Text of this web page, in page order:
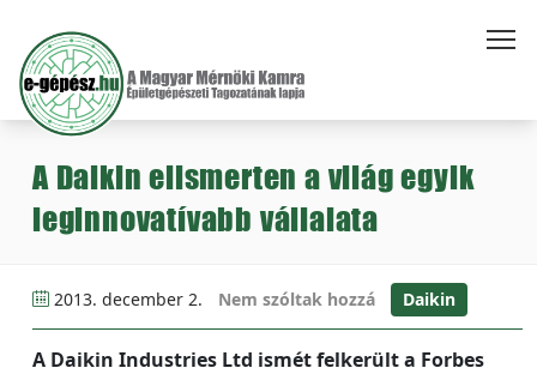
A Daikin elismerten a világ egyik
leginnovatívabb vállalata
2013. december 2. Nem szóltak hozzá Daikin
A Daikin Industries Ltd ismét felkerült a Forbes